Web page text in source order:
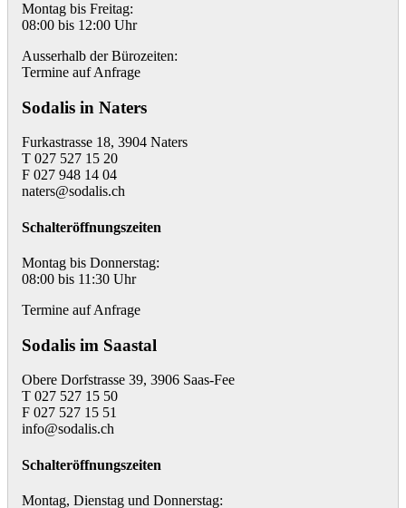
Montag bis Freitag:
08:00 bis 12:00 Uhr
Ausserhalb der Bürozeiten:
Termine auf Anfrage
Sodalis in Naters
Furkastrasse 18, 3904 Naters
T 027 527 15 20
F 027 948 14 04
naters@sodalis.ch
Schalteröffnungszeiten
Montag bis Donnerstag:
08:00 bis 11:30 Uhr
Termine auf Anfrage
Sodalis im Saastal
Obere Dorfstrasse 39, 3906 Saas-Fee
T 027 527 15 50
F 027 527 15 51
info@sodalis.ch
Schalteröffnungszeiten
Montag, Dienstag und Donnerstag: